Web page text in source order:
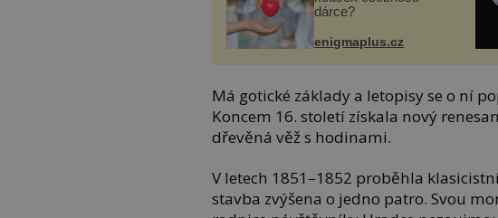
dárce?
enigmaplus.cz
Má gotické základy a letopisy se o ní
Koncem 16. století získala nový
dřevěná věž s hodinami.
V letech 1851–1852 proběhla
stavba zvýšena o jedno patro. Svou